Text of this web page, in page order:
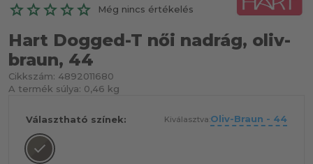
Még nincs értékelés
Hart Dogged-T női nadrág, oliv-
braun, 44
Cikkszám: 4892011680
A termék súlya: 0,46 kg
Választható színek: Kiválasztva:Oliv-Braun - 44